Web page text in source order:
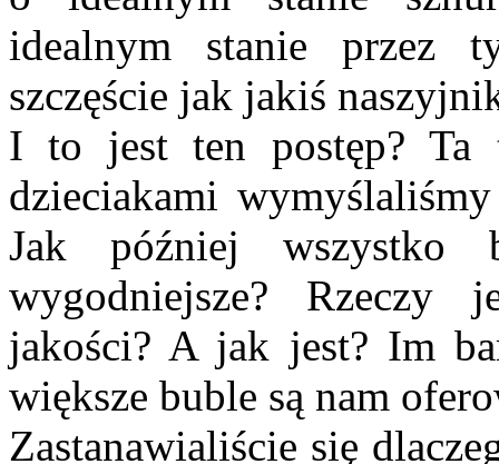
idealnym stanie przez
szczęście jak jakiś
I to jest ten postęp? Ta
dzieciakami
Jak później wszystko
wygodniejsze? Rzeczy
jakości? A jak jest? Im
większe buble są nam
Zastanawialiście się